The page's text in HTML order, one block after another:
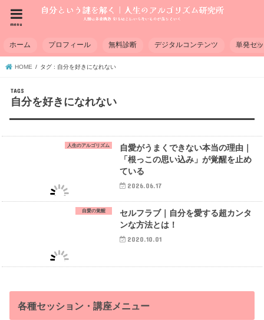
menu
ホーム プロフィール 無料診断 デジタルコンテンツ 単発セ
HOME タグ : 自分を好きになれない
自分を好きになれない
人生のアルゴリズム
自愛がうまくできない本当の理由｜
「根っこの思い込み」が覚醒を止め
ている
2026.06.17
自愛の覚醒
セルフラブ｜自分を愛する超カンタ
ンな方法とは！
2020.10.01
各種セッション・講座メニュー